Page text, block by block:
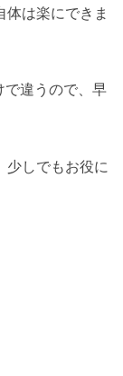
は楽にできま
違うので、早
少しでもお役に